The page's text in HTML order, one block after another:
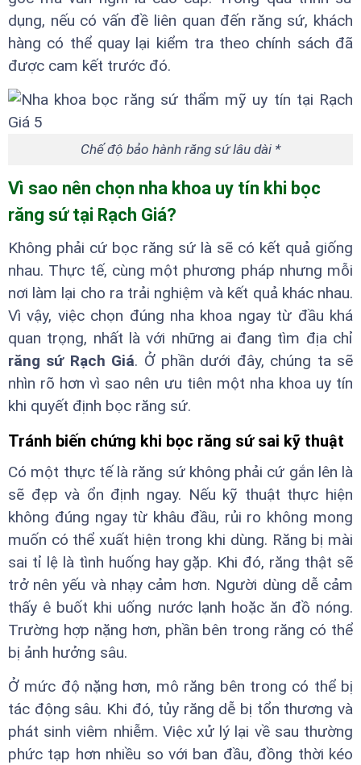
dụng, nếu có vấn đề liên quan đến răng sứ, khách
hàng có thể quay lại kiểm tra theo chính sách đã
được cam kết trước đó.
Chế độ bảo hành răng sứ lâu dài *
Vì sao nên chọn nha khoa uy tín khi bọc
răng sứ tại Rạch Giá?
Không phải cứ bọc răng sứ là sẽ có kết quả giống
nhau. Thực tế, cùng một phương pháp nhưng mỗi
nơi làm lại cho ra trải nghiệm và kết quả khác nhau.
Vì vậy, việc chọn đúng nha khoa ngay từ đầu khá
quan trọng, nhất là với những ai đang tìm địa chỉ
răng sứ Rạch Giá. Ở phần dưới đây, chúng ta sẽ
nhìn rõ hơn vì sao nên ưu tiên một nha khoa uy tín
khi quyết định bọc răng sứ.
Tránh biến chứng khi bọc răng sứ sai kỹ thuật
Có một thực tế là răng sứ không phải cứ gắn lên là
sẽ đẹp và ổn định ngay. Nếu kỹ thuật thực hiện
không đúng ngay từ khâu đầu, rủi ro không mong
muốn có thể xuất hiện trong khi dùng. Răng bị mài
sai tỉ lệ là tình huống hay gặp. Khi đó, răng thật sẽ
trở nên yếu và nhạy cảm hơn. Người dùng dễ cảm
thấy ê buốt khi uống nước lạnh hoặc ăn đồ nóng.
Trường hợp nặng hơn, phần bên trong răng có thể
bị ảnh hưởng sâu.
Ở mức độ nặng hơn, mô răng bên trong có thể bị
tác động sâu. Khi đó, tủy răng dễ bị tổn thương và
phát sinh viêm nhiễm. Việc xử lý lại về sau thường
phức tạp hơn nhiều so với ban đầu, đồng thời kéo